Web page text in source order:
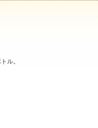
ル。